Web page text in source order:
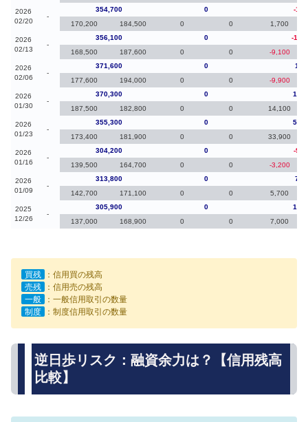
2026
02/20
-
354,700 0
-
170,200
184,500 0 0 1,700
2026
02/13
-
356,100 0
-
168,500
187,600 0 0 -9,100
2026
02/06
-
371,600 0
177,600
194,000 0 0 -9,900
2026
01/30
-
370,300 0
187,500
182,800 0 0 14,100
2026
01/23
-
355,300 0
173,400
181,900 0 0 33,900
2026
01/16
-
304,200 0
-
139,500
164,700 0 0 -3,200
2026
01/09
-
313,800 0
142,700
171,100 0 0 5,700
2025
12/26
-
305,900 0
137,000
168,900 0 0 7,000
買残
：信用買の残高
売残
：信用売の残高
一般
：一般信用取引の数量
制度
：制度信用取引の数量
逆日歩リスク：融資余力は？【信用残高
比較】